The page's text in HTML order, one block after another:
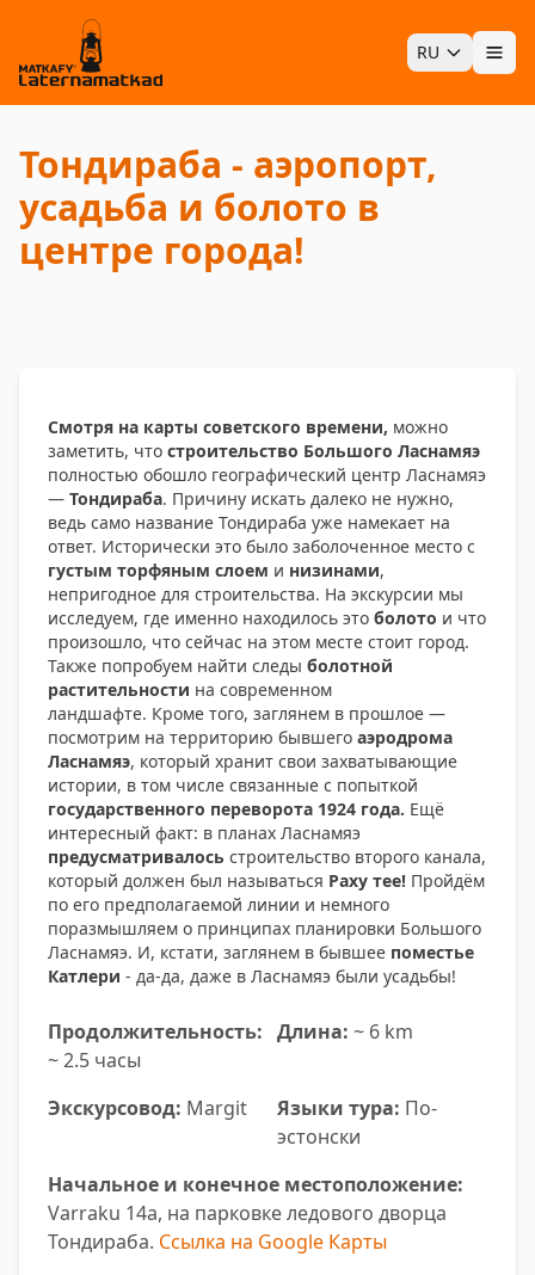
RU
Тондирaба - аэропорт,
усадьба и болото в
центре города!
Смотря на карты советского времени, можно
заметить, что строительство Большого Ласнамяэ
полностью обошло географический центр Ласнамяэ
— Тондираба. Причину искать далеко не нужно,
ведь само название Тондираба уже намекает на
ответ. Исторически это было заболоченное место с
густым торфяным слоем и низинами,
непригодное для строительства. На экскурсии мы
исследуем, где именно находилось это болото и что
произошло, что сейчас на этом месте стоит город.
Также попробуем найти следы болотной
растительности на современном
ландшафте. Кроме того, заглянем в прошлое —
посмотрим на территорию бывшего аэродрома
Ласнамяэ, который хранит свои захватывающие
истории, в том числе связанные с попыткой
государственного переворота 1924 года. Ещё
интересный факт: в планах Ласнамяэ
предусматривалось строительство второго канала,
который должен был называться Раху тее! Пройдём
по его предполагаемой линии и немного
поразмышляем о принципах планировки Большого
Ласнамяэ. И, кстати, заглянем в бывшее поместье
Катлери - да-да, даже в Ласнамяэ были усадьбы!
Продолжительность:
~ 2.5 часы
Длина: ~ 6 km
Экскурсовод: Margit Языки тура: По-
эстонски
Начальное и конечное местоположение:
Varraku 14a, на парковке ледового дворца
Тондирaба. Ссылка на Google Карты